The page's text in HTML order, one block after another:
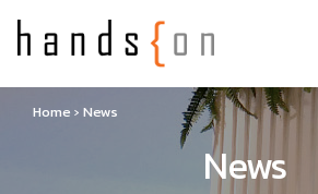
Home › News
News